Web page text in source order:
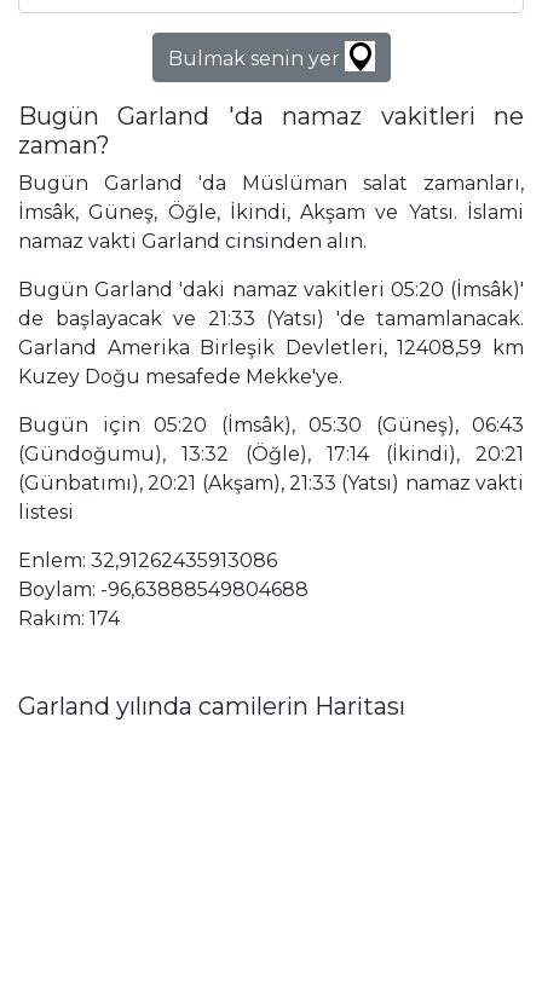
Bulmak senin yer
Bugün Garland 'da namaz vakitleri ne
zaman?
Bugün Garland 'da Müslüman salat zamanları,
İmsâk, Güneş, Öğle, İkindi, Akşam ve Yatsı. İslami
namaz vakti Garland cinsinden alın.
Bugün Garland 'daki namaz vakitleri 05:20 (İmsâk)'
de başlayacak ve 21:33 (Yatsı) 'de tamamlanacak.
Garland Amerika Birleşik Devletleri, 12408,59 km
Kuzey Doğu mesafede Mekke'ye.
Bugün için 05:20 (İmsâk), 05:30 (Güneş), 06:43
(Gündoğumu), 13:32 (Öğle), 17:14 (İkindi), 20:21
(Günbatımı), 20:21 (Akşam), 21:33 (Yatsı) namaz vakti
listesi
Enlem: 32,91262435913086
Boylam: -96,63888549804688
Rakım: 174
Garland yılında camilerin Haritası